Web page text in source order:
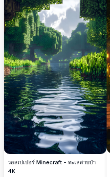
วอลเปเปอร์ Minecraft - ทะเลสาบป่า
4K